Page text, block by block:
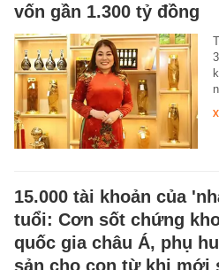
vốn gần 1.300 tỷ đồng
15.000 tài khoản của
tuổi: Cơn sốt chứng
quốc gia châu Á, phụ
sản cho con từ khi mới